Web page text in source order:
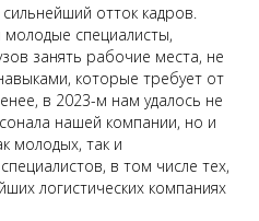
отток кадров.
молодые специалисты,
занять рабочие места, не
которые требует от
в 2023-м нам удалось не
нашей компании, но и
молодых, так и
в том числе тех,
логистических компаниях